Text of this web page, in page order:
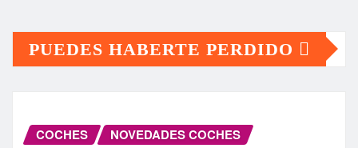
PUEDES HABERTE PERDIDO
COCHES
NOVEDADES COCHES